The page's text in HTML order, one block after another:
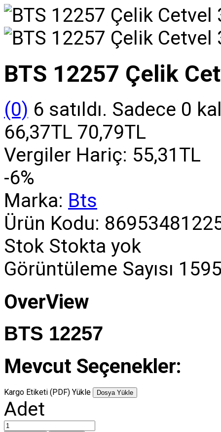
BTS 12257 Çelik
(0) 6 satıldı. Sadece 0
66,37TL 70,79TL
Vergiler Hariç: 55,31TL
-6%
Marka: Bts
Ürün Kodu:
Stok Stokta yok
Görüntüleme Sayısı
OverView
BTS 12257
Mevcut Seçenekler:
Kargo Etiketi (PDF) Yükle Dosya Yükle
Adet